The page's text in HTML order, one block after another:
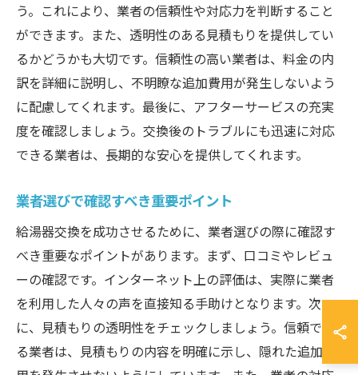
う。これにより、業者の信頼性や対応力を判断すること
ができます。また、透明性のある見積もりを提供してい
るかどうかも大切です。信頼性の高い業者は、料金の内
訳を詳細に説明し、不明瞭な追加費用が発生しないよう
に配慮してくれます。最後に、アフターサービスの充実
度を確認しましょう。交換後のトラブルにも迅速に対応
できる業者は、長期的な安心を提供してくれます。
業者選びで確認すべき重要ポイント
給湯器交換を成功させるために、業者選びの際に確認す
べき重要なポイントがあります。まず、口コミやレビュ
ーの確認です。インターネット上の評価は、実際に業者
を利用した人々の声を直接知る手助けとなります。次
に、見積もりの透明性をチェックしましょう。信頼でき
る業者は、見積もりの内容を明確に示し、隠れた追加費